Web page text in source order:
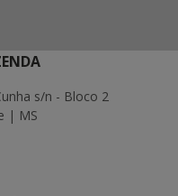
s/n - Bloco 2
| MS